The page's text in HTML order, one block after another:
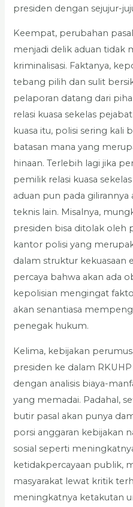
presiden dengan sejujur-
Keempat, perubahan
menjadi delik aduan tidak
kriminalisasi. Faktanya,
tebang pilih dan sulit
pelaporan datang dari
relasi kuasa sekelas
kuasa itu, polisi sering kali
batasan mana yang
hinaan. Terlebih lagi jika
pemilik relasi kuasa
aduan pun pada gilirannya
teknis lain. Misalnya,
presiden bisa ditolak oleh
kantor polisi yang
dalam struktur kekuasaan
percaya bahwa akan ada
kepolisian mengingat
akan senantiasa
penegak hukum.
Kelima, kebijakan
presiden ke dalam
dengan analisis biaya-
yang memadai. Padahal,
butir pasal akan punya
porsi anggaran kebijakan
sosial seperti
ketidakpercayaan publik,
masyarakat lewat kritik
meningkatnya ketakutan